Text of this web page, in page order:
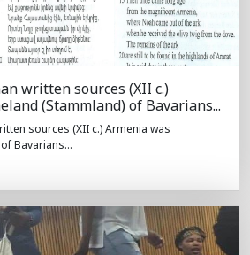
written sources (XII c.)
(Stammland) of Bavarians...
sources (XII c.) Armenia was
Bavarians...